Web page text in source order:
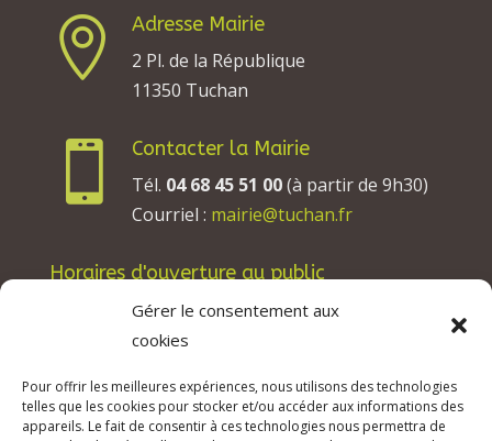
Gérer le consentement aux
cookies
Pour offrir les meilleures expériences, nous utilisons des technologies
telles que les cookies pour stocker et/ou accéder aux informations des
appareils. Le fait de consentir à ces technologies nous permettra de

Adresse Mairie
2 Pl. de la République
11350 Tuchan

Contacter la Mairie
Tél. 04 68 45 51 00(à partir de 9h30)
Courriel : mairie@tuchan.fr
Horaires d'ouverture au public
Les lundis, mardis et jeudis : de 8h à 12h et de
13h30 à 17h30.
Les vendredis : de 8h à 12h.